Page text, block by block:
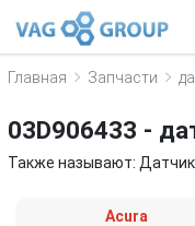
Главная Запчасти
03D906433 -
Также называют:
Acura